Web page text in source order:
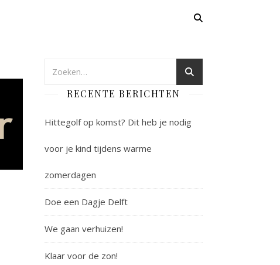
RECENTE BERICHTEN
Hittegolf op komst? Dit heb je nodig
voor je kind tijdens warme
zomerdagen
Doe een Dagje Delft
We gaan verhuizen!
Klaar voor de zon!